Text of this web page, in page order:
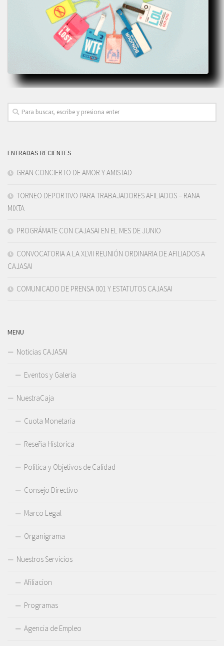
ENTRADAS RECIENTES
GRAN CONCIERTO DE AMOR Y AMISTAD
TORNEO DEPORTIVO PARA TRABAJADORES AFILIADOS – RANA
MIXTA
PROGRÁMATE CON CAJASAI EN EL MES DE JUNIO
CONVOCATORIA A LA XLVII REUNIÓN ORDINARIA DE AFILIADOS A
CAJASAI
COMUNICADO DE PRENSA 001 Y ESTATUTOS CAJASAI
MENU
Noticias CAJASAI
Eventos y Galeria
NuestraCaja
Cuota Monetaria
Reseña Historica
Politica y Objetivos de Calidad
Consejo Directivo
Marco Legal
Organigrama
Nuestros Servicios
Afiliacion
Programas
Agencia de Empleo